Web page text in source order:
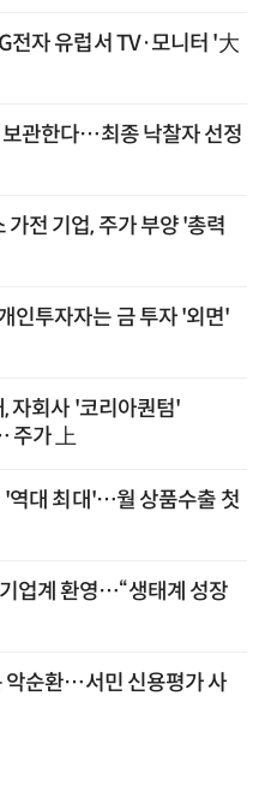
전자 유럽서 TV·모니터 '大
보관한다…최종 낙찰자 선정
전 기업, 주가 부양 '총력
인투자자는 금 투자 '외면'
자회사 '코리아퀀텀'
주가 上
역대 최대'…월 상품수출 첫
업계 환영…“생태계 성장
악순환…서민 신용평가 사